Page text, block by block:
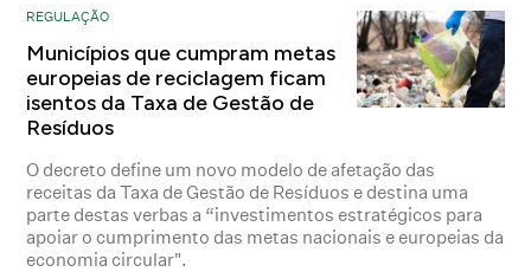
REGULAÇÃO
Municípios que cumpram metas
europeias de reciclagem ficam
isentos da Taxa de Gestão de
Resíduos
O decreto define um novo modelo de afetação das
receitas da Taxa de Gestão de Resíduos e destina uma
parte destas verbas a “investimentos estratégicos para
apoiar o cumprimento das metas nacionais e europeias da
economia circular".